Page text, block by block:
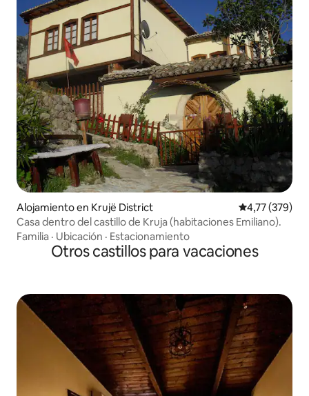
Alojamiento en Krujë District Calificación
4,77 (379)
Casa dentro del castillo de Kruja (habitaciones Emiliano).
Familia · Ubicación · Estacionamiento
Otros castillos para vacaciones